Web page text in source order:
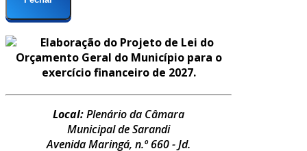
Elaboração do Projeto de Lei do
Orçamento Geral do Município para o
exercício financeiro de 2027.
Local:Plenário da Câmara
Municipal de Sarandi
Avenida Maringá, n.º 660 - Jd.